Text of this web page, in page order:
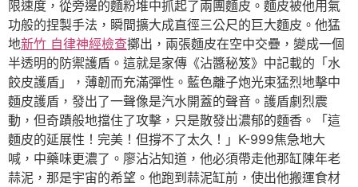
限速度，從旁邊的麵粉堆中抓起了兩團麵皮。麵皮被他用氣
功般的捏製手法，瞬間擴大成直徑三公尺的巨大麵皮。他猛
地新竹 自律神經檢查擲出，兩張麵皮在空中交疊，變成一個
半透明的防禦護盾。這就是家傳《沾醬秘笈》中記載的「水
餃皮護盾」，薄韌而充滿彈性。藍色離子炮光束猛烈地擊中
麵皮護盾，發出了一聲像是汽水開蓋的聲音。護盾劇烈震
動，但奇蹟般地擋住了攻擊，只是散發出濃郁的麵香。「這
麵皮的延展性！完美！但撐不了太久！」K-999焦急地大
喊，中藥味更濃了。廖沾沾知道，他必須帶走他那缸陳年老
蒜泥，那是宇宙的希望。他跑到蒜泥缸前，使出他搬運食材